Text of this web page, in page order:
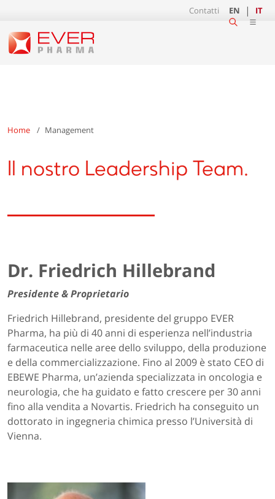
Contatti EN IT
Home Management
Il nostro Leadership Team.
Dr. Friedrich Hillebrand
Presidente & Proprietario
Friedrich Hillebrand, presidente del gruppo EVER
Pharma, ha più di 40 anni di esperienza nell’industria
farmaceutica nelle aree dello sviluppo, della produzione
e della commercializzazione. Fino al 2009 è stato CEO di
EBEWE Pharma, un’azienda specializzata in oncologia e
neurologia, che ha guidato e fatto crescere per 30 anni
fino alla vendita a Novartis. Friedrich ha conseguito un
dottorato in ingegneria chimica presso l’Università di
Vienna.